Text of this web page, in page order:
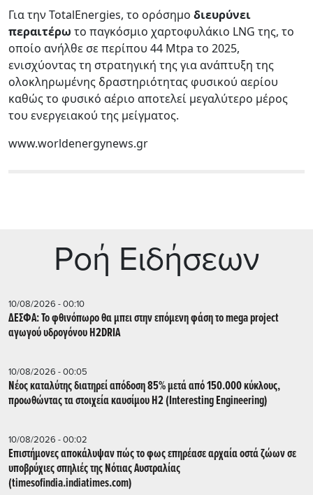
Για την TotalEnergies, το ορόσημο διευρύνει
περαιτέρω το παγκόσμιο χαρτοφυλάκιο LNG της, το
οποίο ανήλθε σε περίπου 44 Mtpa το 2025,
ενισχύοντας τη στρατηγική της για ανάπτυξη της
ολοκληρωμένης δραστηριότητας φυσικού αερίου
καθώς το φυσικό αέριο αποτελεί μεγαλύτερο μέρος
του ενεργειακού της μείγματος.
www.worldenergynews.gr
Ρoή Ειδήσεων
10/08/2026 - 00:10
ΔΕΣΦΑ: Το φθινόπωρο θα μπει στην επόμενη φάση το mega project
αγωγού υδρογόνου H2DRIA
10/08/2026 - 00:05
Nέος καταλύτης διατηρεί απόδοση 85% μετά από 150.000 κύκλους,
προωθώντας τα στοιχεία καυσίμου H2 (Interesting Engineering)
10/08/2026 - 00:02
Επιστήμονες αποκάλυψαν πώς το φως επηρέασε αρχαία οστά ζώων σε
υποβρύχιες σπηλιές της Νότιας Αυστραλίας
(timesofindia.indiatimes.com)